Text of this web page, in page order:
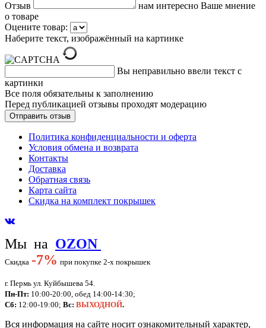
Отзыв
нам интересно Ваше мнение
о товаре
Оцените товар:
Наберите текст, изображённый на картинке
Вы неправильно ввели текст с
картинки
Все поля обязательны к заполнению
Перед публикацией отзывы проходят модерацию
Политика конфиденциальности и оферта
Условия обмена и возврата
Контакты
Доставка
Обратная связь
Карта сайта
Скидка на комплект покрышек
Мы на OZON
Скидка -7% при покупке 2-х покрышек
г. Пермь ул. Куйбышева 54.
Пн-Пт: 10:00-20:00, обед 14:00-14:30;
Сб: 12:00-19:00; Вс: ВЫХОДНОЙ.
Вся информация на сайте носит ознакомительный характер,